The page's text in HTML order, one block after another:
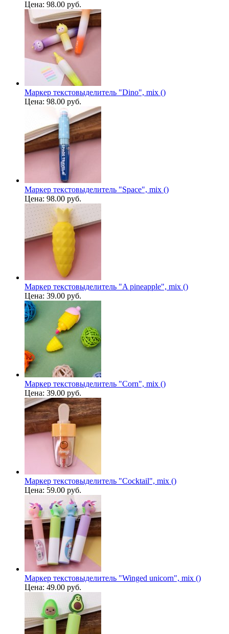
Цена: 98.00 руб.
Маркер текстовыделитель "Dino", mix ()
Цена: 98.00 руб.
Маркер текстовыделитель "Space", mix ()
Цена: 98.00 руб.
Маркер текстовыделитель "A pineapple", mix ()
Цена: 39.00 руб.
Маркер текстовыделитель "Corn", mix ()
Цена: 39.00 руб.
Маркер текстовыделитель "Cocktail", mix ()
Цена: 59.00 руб.
Маркер текстовыделитель "Winged unicorn", mix ()
Цена: 49.00 руб.